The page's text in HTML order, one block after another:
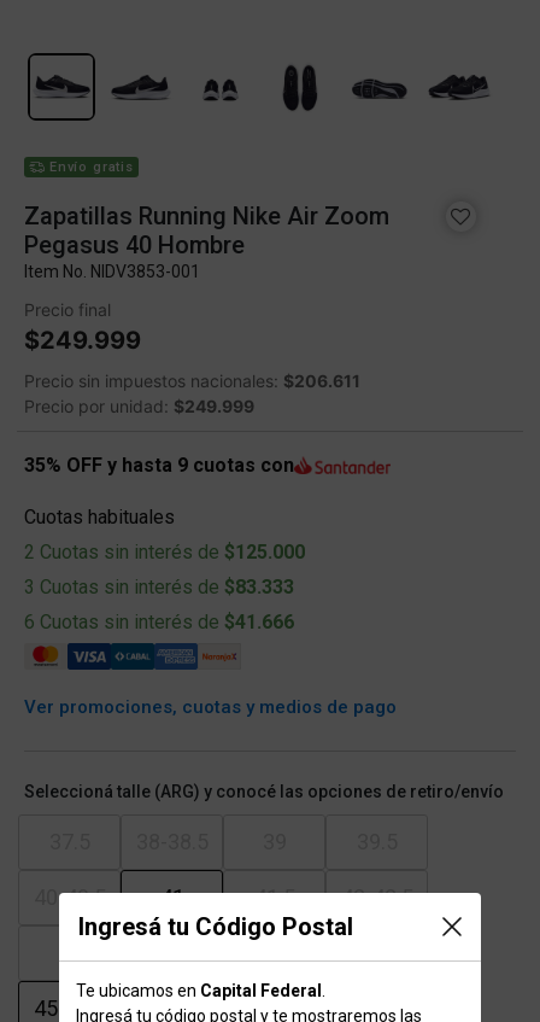
Ingresá tu Código Postal
Te ubicamos en Capital Federal
Ingresá tu código postal y te mostraremos las
Envío gratis
Zapatillas Running Nike Air Zoom
Pegasus 40 Hombre
Item No. NIDV3853-001
Precio final
$249.999
Precio sin impuestos nacionales: $206.611
Precio por unidad: $249.999
35% OFF y hasta 9 cuotas con
Cuotas habituales
2 Cuotas sin interés de $125.000
3 Cuotas sin interés de $83.333
6 Cuotas sin interés de $41.666
Ver promociones, cuotas y medios de pago
Seleccioná talle (ARG) y conocé las opciones de retiro/envío
40-40.5 41 41.5 42-42.5
45-45.5 46 46.5 47.5